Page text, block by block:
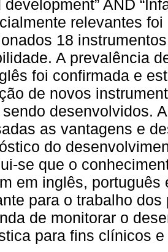
development” AND
relevantes
18
A prevalência
foi confirmada e
de novos
desenvolvidos.
as vantagens e
do
se que o
em inglês,
para o trabalho
de monitorar o
para fins clínicos